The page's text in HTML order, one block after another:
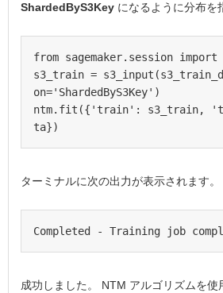
ShardedByS3Key になるように分布を
from sagemaker.session import
s3_train =
on='ShardedByS3Key')
ntm.fit({'train': s3_train,
ターミナルに次の出力が表示されます。
Completed - Training job
成功しました。 NTM アルゴリズムを使